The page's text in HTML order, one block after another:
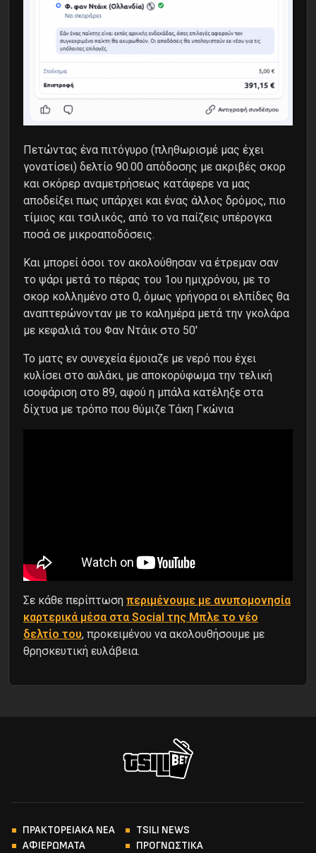
Πετώντας ένα πιτόγυρο (πληθωρισμέ μας έχει
γονατίσει) δελτίο 90.00 απόδοσης με ακριβές σκορ
και σκόρερ αναμετρήσεως κατάφερε να μας
αποδείξει πως υπάρχει και ένας άλλος δρόμος, πιο
τίμιος και τσιλικός, από το να παίζεις υπέρογκα
ποσά σε μικροαποδόσεις.
Και μπορεί όσοι τον ακολούθησαν να έτρεμαν σαν
το ψάρι μετά το πέρας του 1ου ημιχρόνου, με το
σκορ κολλημένο στο 0, όμως γρήγορα οι ελπίδες θα
αναπτερώνονταν με το καλημέρα μετά την γκολάρα
με κεφαλιά του Φαν Ντάικ στο 50′
Το ματς εν συνεχεία έμοιαζε με νερό που έχει
κυλίσει στο αυλάκι, με αποκορύφωμα την τελική
ισοφάριση στο 89, αφού η μπάλα κατέληξε στα
δίχτυα με τρόπο που θύμιζε Τάκη Γκώνια
Σε κάθε περίπτωση περιμένουμε με ανυπομονησία
καρτερικά μέσα στα Social της Μπλε το νέο
δελτίο του, προκειμένου να ακολουθήσουμε με
θρησκευτική ευλάβεια.
ΠΡΑΚΤΟΡΕΙΑΚΑ ΝΕΑ
TSILI NEWS
ΑΦΙΕΡΩΜΑΤΑ
ΠΡΟΓΝΩΣΤΙΚΑ